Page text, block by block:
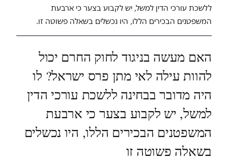
ללשכת עורכי הדין למשל, יש לקבוע בצער כי ארבעת
המשפטנים הבכירים הללו, היו נכשלים בשאלה פשוטה זו.
האם מעשה בניגוד לחוק החרם יכול
להוות עילה לאי מתן פרס ישראל? לו
היה מדובר בבחינה ללשכת עורכי הדין
למשל, יש לקבוע בצער כי ארבעת
המשפטנים הבכירים הללו, היו נכשלים
בשאלה פשוטה זו